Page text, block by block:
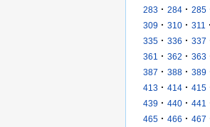
283 · 284 · 285
309 · 310 · 311 ·
335 · 336 · 337
361
· 362 · 363
387 · 388 · 389
413 · 414 · 415
439 · 440 · 441
465 · 466 · 467